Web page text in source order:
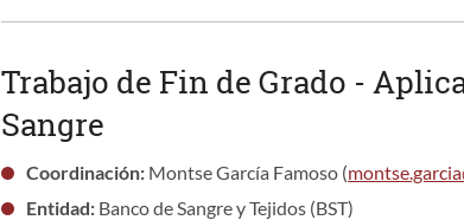
Trabajo de Fin de Grado -
Sangre
Coordinación: Montse García Famoso (
Entidad: Banco de Sangre y Tejidos (BST)